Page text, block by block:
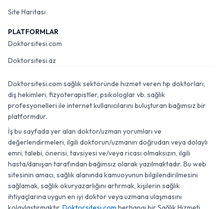
Site Haritası
PLATFORMLAR
Doktorsitesi.com
Doktorsitesi.az
Doktorsitesi.com sağlık sektöründe hizmet veren tıp doktorları,
diş hekimleri, fizyoterapistler, psikologlar vb. sağlık
profesyonelleri ile internet kullanıcılarını buluşturan bağımsız bir
platformdur.
İş bu sayfada yer alan doktor/uzman yorumları ve
değerlendirmeleri, ilgili doktorun/uzmanın doğrudan veya dolaylı
emri, talebi, önerisi, tavsiyesi ve/veya ricası olmaksızın, ilgili
hasta/danışan tarafından bağımsız olarak yazılmaktadır. Bu web
sitesinin amacı, sağlık alanında kamuoyunun bilgilendirilmesini
sağlamak, sağlık okuryazarlığını artırmak, kişilerin sağlık
ihtiyaçlarına uygun en iyi doktor veya uzmana ulaşmasını